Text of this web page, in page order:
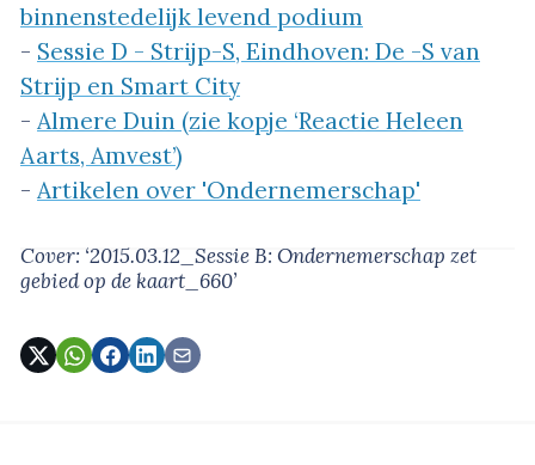
binnenstedelijk levend podium
- Sessie D - Strijp-S, Eindhoven: De -S van
Strijp en Smart City
- Almere Duin (zie kopje ‘Reactie Heleen
Aarts, Amvest’)
- Artikelen over 'Ondernemerschap'
Cover: ‘2015.03.12_Sessie B: Ondernemerschap zet
gebied op de kaart_660’